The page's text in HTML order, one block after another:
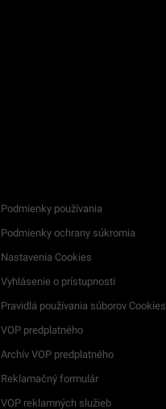
Podmienky používania
Podmienky ochrany súkromia
Nastavenia Cookies
Vyhlásenie o prístupnosti
Pravidlá používania súborov Cookies
VOP predplatného
Archív VOP predplatného
Reklamačný formulár
VOP reklamných služieb